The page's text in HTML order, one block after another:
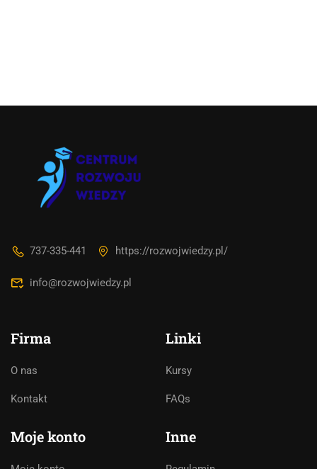
737-335-441 https://rozwojwiedzy.pl/
info@rozwojwiedzy.pl
Firma
O nas
Kontakt
Linki
Kursy
FAQs
Moje konto Inne